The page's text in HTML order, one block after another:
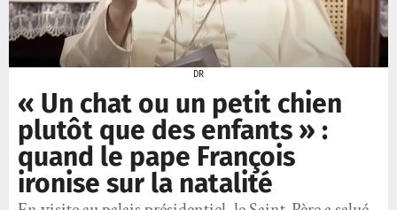
DR
« Un chat ou un petit chien
plutôt que des enfants » :
quand le pape François
ironise sur la natalité